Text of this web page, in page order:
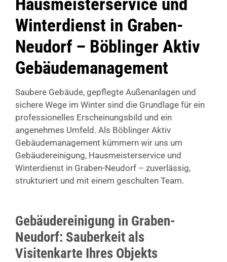
Hausmeisterservice und
Winterdienst in Graben-
Neudorf – Böblinger Aktiv
Gebäudemanagement
Saubere Gebäude, gepflegte Außenanlagen und
sichere Wege im Winter sind die Grundlage für ein
professionelles Erscheinungsbild und ein
angenehmes Umfeld. Als Böblinger Aktiv
Gebäudemanagement kümmern wir uns um
Gebäudereinigung, Hausmeisterservice und
Winterdienst in Graben-Neudorf – zuverlässig,
strukturiert und mit einem geschulten Team.
Gebäudereinigung in Graben-
Neudorf: Sauberkeit als
Visitenkarte Ihres Objekts